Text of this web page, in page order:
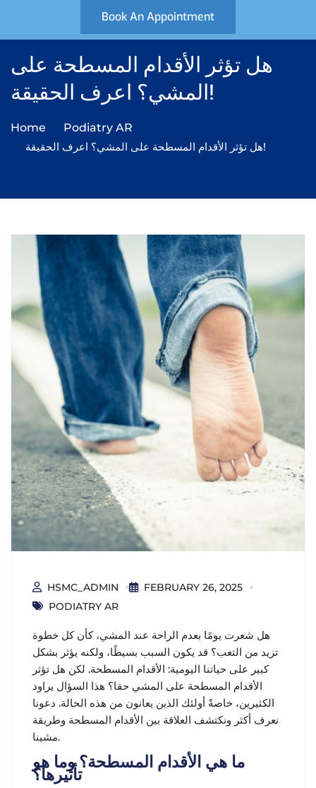
Book An Appointment
هل تؤثر الأقدام المسطحة على
المشي؟ اعرف الحقيقة!
Home
Podiatry AR
هل تؤثر الأقدام المسطحة على المشي؟ اعرف الحقيقة!
HSMC_ADMIN
FEBRUARY 26, 2025
PODIATRY AR
هل شعرت يومًا بعدم الراحة عند المشي، كأن كل خطوة
تزيد من التعب؟ قد يكون السبب بسيطًا، ولكنه يؤثر بشكل
كبير على حياتنا اليومية: الأقدام المسطحة. لكن هل تؤثر
الأقدام المسطحة على المشي حقا؟ هذا السؤال يراود
الكثيرين، خاصةً أولئك الذين يعانون من هذه الحالة. دعونا
نعرف أكثر ونكتشف العلاقة بين الأقدام المسطحة وطريقة
مشينا.
ما هي الأقدام المسطحة؟ وما هو
تأثيرها؟